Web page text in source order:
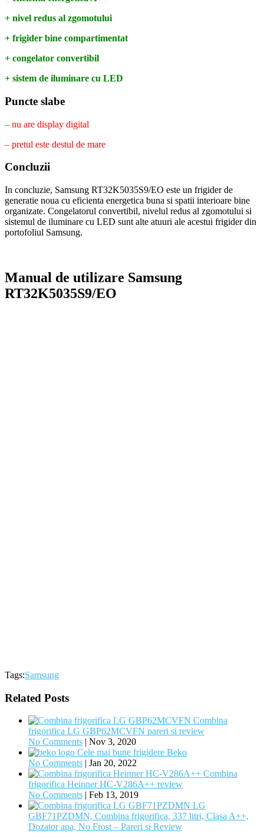
+ nivel redus al zgomotului
+ frigider bine compartimentat
+ congelator convertibil
+ sistem de iluminare cu LED
Puncte slabe
– nu are display digital
– pretul este destul de mare
Concluzii
In concluzie, Samsung RT32K5035S9/EO este un frigider de
generatie noua cu eficienta energetica buna si spatii interioare bine
organizate. Congelatorul convertibil, nivelul redus al zgomotului si
sistemul de iluminare cu LED sunt alte atuuri ale acestui frigider din
portofoliul Samsung.
Manual de utilizare Samsung
RT32K5035S9/EO
Tags:Samsung
Related Posts
Combina
frigorifica LG GBP62MCVFN pareri si review
No Comments | Nov 3, 2020
Cele mai bune frigidere Beko
No Comments | Jan 20, 2022
Combina
frigorifica Heinner HC-V286A++ review
No Comments | Feb 13, 2019
LG
GBF71PZDMN, Combina frigorifica, 337 litri, Clasa A++,
Dozator apa, No Frost – Pareri si Review